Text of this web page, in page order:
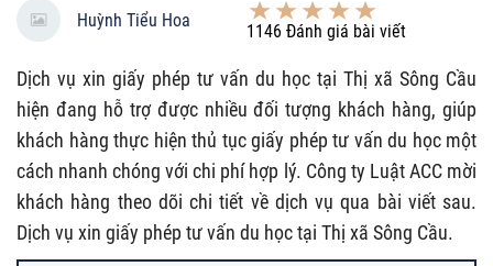
Huỳnh Tiểu Hoa
1146 Đánh giá bài viết
Dịch vụ xin giấy phép tư vấn du học tại Thị xã Sông Cầu
hiện đang hỗ trợ được nhiều đối tượng khách hàng, giúp
khách hàng thực hiện thủ tục giấy phép tư vấn du học một
cách nhanh chóng với chi phí hợp lý. Công ty Luật ACC mời
khách hàng theo dõi chi tiết về dịch vụ qua bài viết sau.
Dịch vụ xin giấy phép tư vấn du học tại Thị xã Sông Cầu.